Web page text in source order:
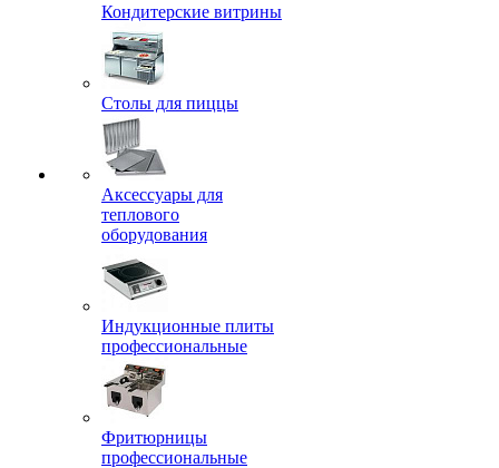
Кондитерские витрины
Столы для пиццы
Аксессуары для
теплового
оборудования
Индукционные плиты
профессиональные
Фритюрницы
профессиональные